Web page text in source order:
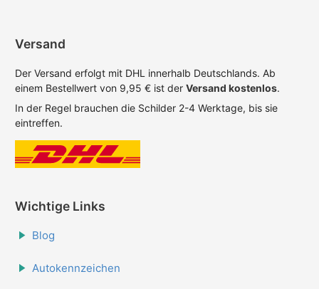
Versand
Der Versand erfolgt mit DHL innerhalb Deutschlands. Ab
einem Bestellwert von 9,95 € ist der Versand kostenlos.
In der Regel brauchen die Schilder 2-4 Werktage, bis sie
eintreffen.
Wichtige Links
Blog
Autokennzeichen